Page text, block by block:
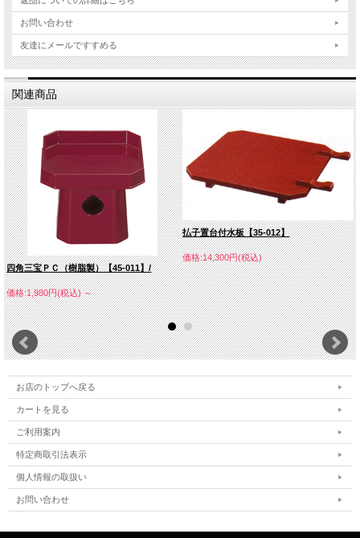
お問い合わせ
友達にメールですすめる
関連商品
四角三宝ＰＣ（樹脂製）【45-011】/
価格:1,980円(税込)～
払子置台付水板【35-012】
価格:14,300円(税込)
お店のトップへ戻る
カートを見る
ご利用案内
特定商取引法表示
個人情報の取扱い
お問い合わせ